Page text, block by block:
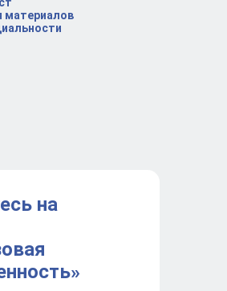
материалов
на